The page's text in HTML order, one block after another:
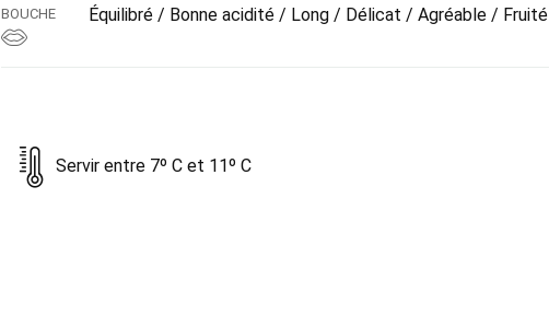
BOUCHE Équilibré / Bonne acidité / Long / Délicat / Agréable / Fruité
Servir entre 7º C et 11º C